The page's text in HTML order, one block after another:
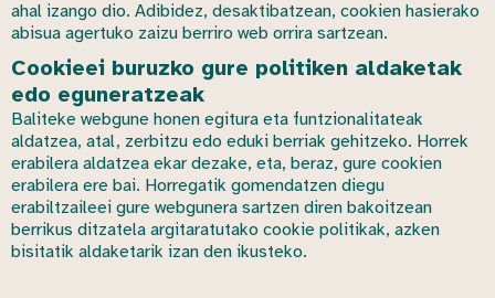
ahal izango dio. Adibidez, desaktibatzean, cookien hasierako
abisua agertuko zaizu berriro web orrira sartzean.
Cookieei buruzko gure politiken aldaketak
edo eguneratzeak
Baliteke webgune honen egitura eta funtzionalitateak
aldatzea, atal, zerbitzu edo eduki berriak gehitzeko. Horrek
erabilera aldatzea ekar dezake, eta, beraz, gure cookien
erabilera ere bai. Horregatik gomendatzen diegu
erabiltzaileei gure webgunera sartzen diren bakoitzean
berrikus ditzatela argitaratutako cookie politikak, azken
bisitatik aldaketarik izan den ikusteko.